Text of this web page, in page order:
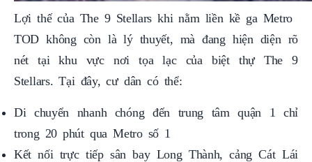
Lợi thế của The 9 Stellars khi nằm liền kề ga Metro
TOD không còn là lý thuyết, mà đang hiện diện rõ
nét tại khu vực nơi tọa lạc của biệt thự The 9
Stellars. Tại đây, cư dân có thể:
Di chuyển nhanh chóng đến trung tâm quận 1 chỉ
trong 20 phút qua Metro số 1
Kết nối trực tiếp sân bay Long Thành, cảng Cát Lái